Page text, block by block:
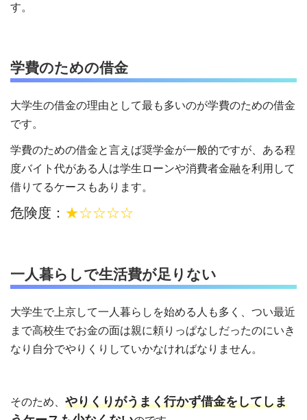
す。
学費のための借金
大学生の借金の理由として最も多いのが学費のための借金
です。
学費のための借金と言えば奨学金が一般的ですが、ある程
度バイト代がある人は学生ローンや消費者金融を利用して
借りてるケースもあります。
危険度： ★☆☆☆☆
一人暮らしで生活費が足りない
大学生で上京して一人暮らしを始める人も多く、つい最近
まで高校生でお金の面は親に頼りっぱなしだったのにいき
なり自分でやりくりしていかなければなりません。
そのため、 やりくりがうまく行かず借金をしてしま